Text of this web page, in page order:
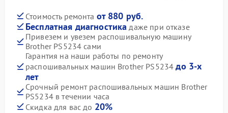
Стоимость ремонта от 880 руб.
Бесплатная диагностика даже при отказе
Привезем и увезем распошивальную машину
Brother PS5234 сами
Гарантия на наши работы по ремонту
распошивальных машин Brother PS5234до 3-х
лет
Срочный ремонт распошивальных машин Brother
PS5234 в течении часа
Скидка для вас до 20%